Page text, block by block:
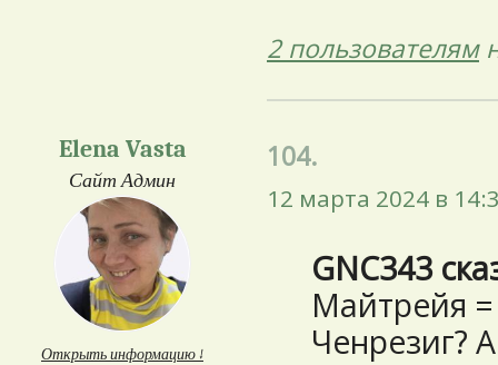
2 пользователям
Elena Vasta
Сайт Админ
Открыть информацию ↓
104.
12 марта 2024 в
GNC343
Майтрейя
Ченрезиг?